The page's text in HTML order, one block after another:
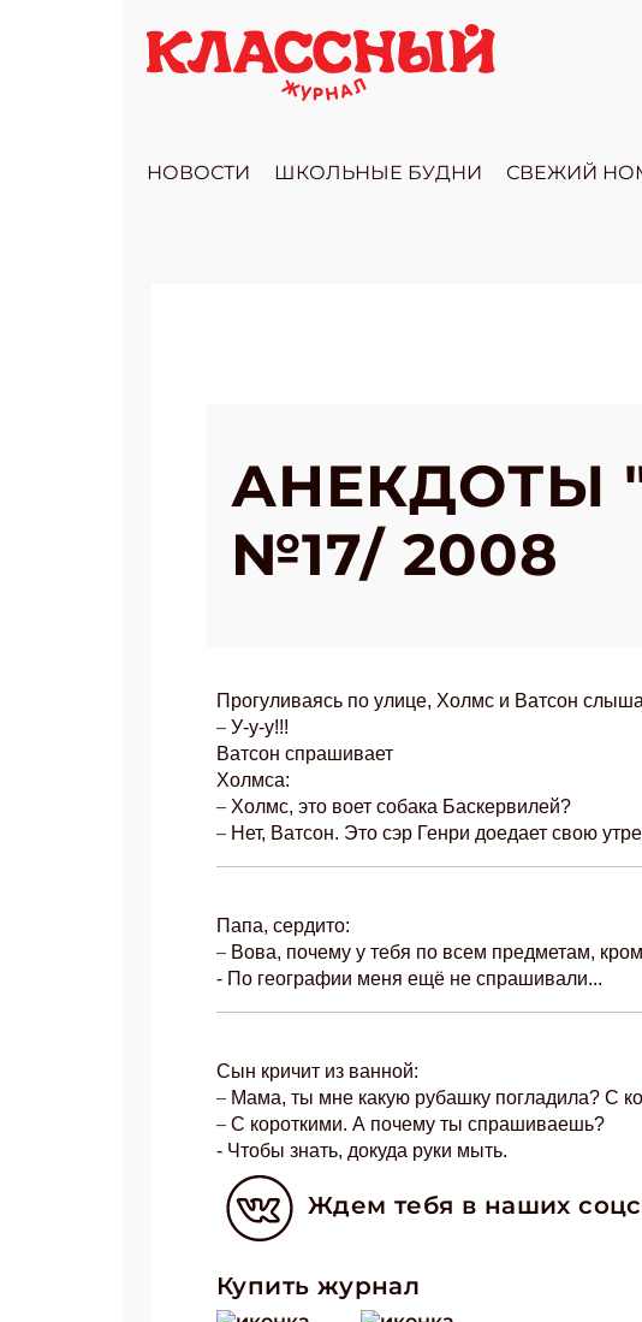
НОВОСТИ ШКОЛЬНЫЕ БУДНИ СВЕЖИЙ
АНЕКДОТЫ
№17/ 2008
Прогуливаясь по улице, Холмс и Ватсон
– У-у-у!!!
Ватсон спрашивает
Холмса:
– Холмс, это воет собака Баскервилей?
– Нет, Ватсон. Это сэр Генри доедает свою
Папа, сердито:
– Вова, почему у тебя по всем предметам,
- По географии меня ещё не спрашивали...
Сын кричит из ванной:
– Мама, ты мне какую рубашку погладила? С
– С короткими. А почему ты спрашиваешь?
- Чтобы знать, докуда руки мыть.
Ждем тебя в наших
Купить журнал